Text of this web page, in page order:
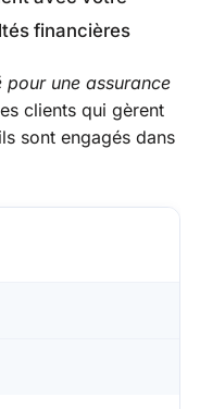
financières
une assurance
clients qui gèrent
sont engagés dans